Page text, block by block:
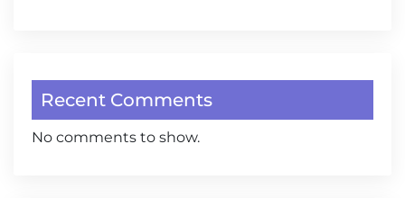
Recent Comments
No comments to show.